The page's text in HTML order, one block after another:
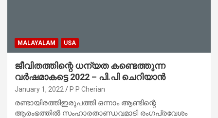
MALAYALAM USA
ജീവിതത്തിന്റെ ധന്യത കണ്ടെത്തുന്ന
വര്‍ഷമാകട്ടെ 2022 – പി.പി ചെറിയാൻ
January 1, 2022 P P Cherian
രണ്ടായിരത്തിഇരുപത്തി ഒന്നാം ആണ്ടിന്റെ
ആരംഭത്തിൽ സംഹാരതാണ്ഡവമാടി രംഗപ്രവേശം